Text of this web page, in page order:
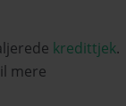
kredittjek.
mere